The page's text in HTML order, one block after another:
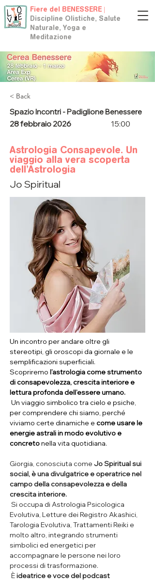
Fiere del BENESSERE |
Discipline Olistiche, Salute
Naturale, Yoga e
Meditazione
< Back
Spazio Incontri - Padiglione Benessere
28 febbraio 2026 15:00
Astrologia Consapevole. Un
viaggio alla vera scoperta
dell’Astrologia
Jo Spiritual
Un incontro per andare oltre gli
stereotipi, gli oroscopi da giornale e le
semplificazioni superficiali.
Scopriremo l’astrologia come strumento
di consapevolezza, crescita interiore e
lettura profonda dell’essere umano.
per comprendere chi siamo, perché
viviamo certe dinamiche e come usare le
energie astrali in modo evolutivo e
concreto nella vita quotidiana.
Giorgia, conosciuta come Jo Spiritual sui
social, è una divulgatrice e operatrice nel
campo della consapevolezza e della
crescita interiore.
Evolutiva, Letture dei Registro Akashici,
Tarologia Evolutiva, Trattamenti Reiki e
molto altro, integrando strumenti
simbolici ed energetici per
accompagnare le persone nei loro
processi di trasformazione.
È ideatrice evoce del podcast